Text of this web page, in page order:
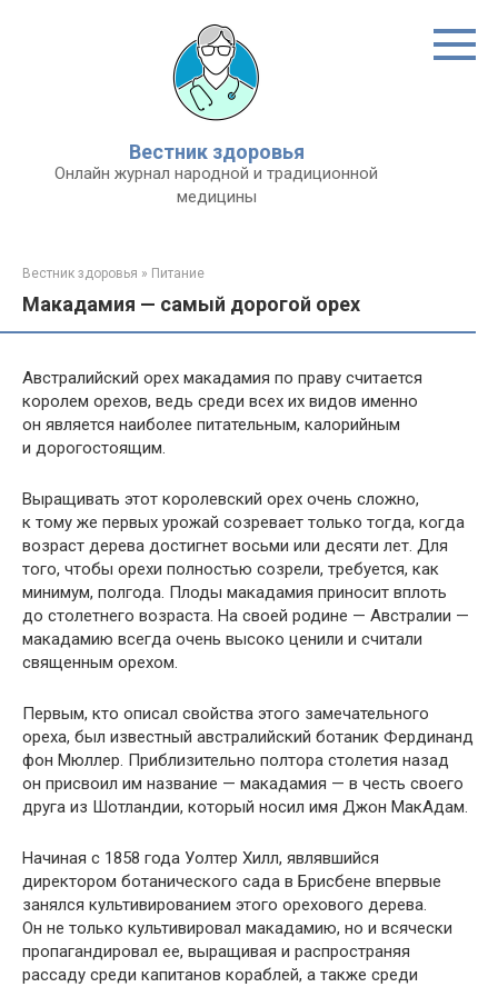
Вестник здоровья
Онлайн журнал народной и традиционной
медицины
Вестник здоровья » Питание
Макадамия — самый дорогой орех
Австралийский орех макадамия по праву считается
королем орехов, ведь среди всех их видов именно
он является наиболее питательным, калорийным
и дорогостоящим.
Выращивать этот королевский орех очень сложно,
к тому же первых урожай созревает только тогда, когда
возраст дерева достигнет восьми или десяти лет. Для
того, чтобы орехи полностью созрели, требуется, как
минимум, полгода. Плоды макадамия приносит вплоть
до столетнего возраста. На своей родине — Австралии —
макадамию всегда очень высоко ценили и считали
священным орехом.
Первым, кто описал свойства этого замечательного
ореха, был известный австралийский ботаник Фердинанд
фон Мюллер. Приблизительно полтора столетия назад
он присвоил им название — макадамия — в честь своего
друга из Шотландии, который носил имя Джон МакАдам.
Начиная с 1858 года Уолтер Хилл, являвшийся
директором ботанического сада в Брисбене впервые
занялся культивированием этого орехового дерева.
Он не только культивировал макадамию, но и всячески
пропагандировал ее, выращивая и распространяя
рассаду среди капитанов кораблей, а также среди